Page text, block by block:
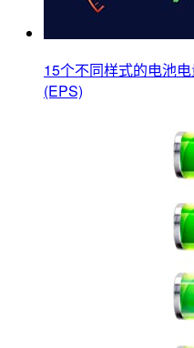
15个不同样式的电池
(EPS)